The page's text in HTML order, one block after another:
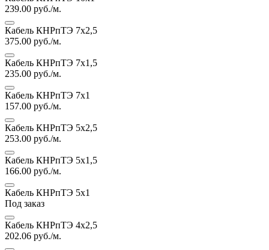
239.00 руб./м.
Кабель КНРпТЭ 7х2,5
375.00 руб./м.
Кабель КНРпТЭ 7х1,5
235.00 руб./м.
Кабель КНРпТЭ 7х1
157.00 руб./м.
Кабель КНРпТЭ 5х2,5
253.00 руб./м.
Кабель КНРпТЭ 5х1,5
166.00 руб./м.
Кабель КНРпТЭ 5х1
Под заказ
Кабель КНРпТЭ 4х2,5
202.06 руб./м.